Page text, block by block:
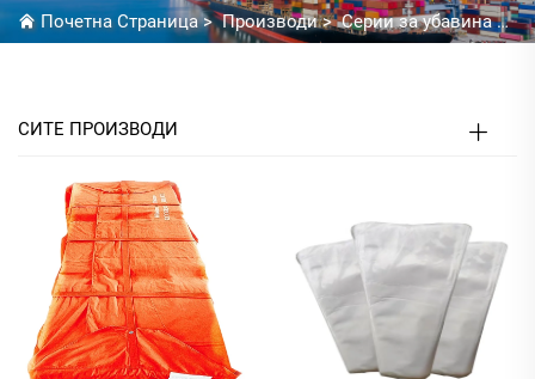
Почетна Страница>Производи>Серии за убавина & СПА & Хотелски еднократни производи
СИТЕ ПРОИЗВОДИ